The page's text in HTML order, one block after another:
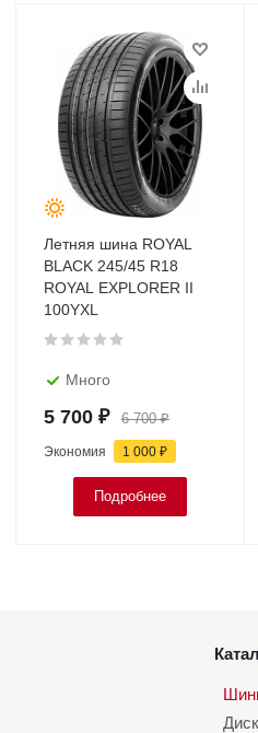
Летняя шина ROYAL
BLACK 245/45 R18
ROYAL EXPLORER II
100YXL
Много
5 700 ₽ 6 700₽
Экономия 1 000 ₽
Подробнее